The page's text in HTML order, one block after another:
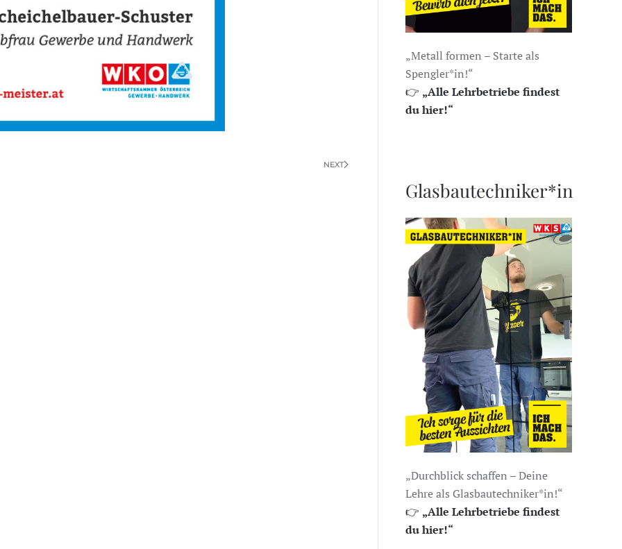
NEXT
„Metall formen – Starte als
Spengler*in!“
👉 „Alle Lehrbetriebe findest
du hier!“
Glasbautechniker*in
„Durchblick schaffen – Deine
Lehre als Glasbautechniker*in!“
👉 „Alle Lehrbetriebe findest
du hier!“